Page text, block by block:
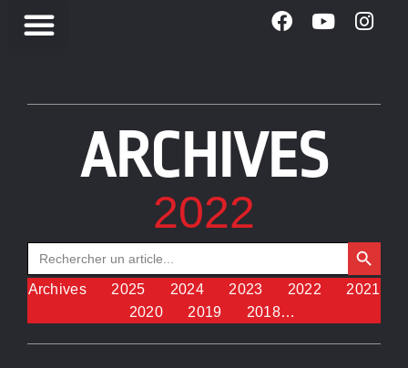
ARCHIVES
2022
Search
for:
Search Button
Archives 2025 2024 2023 2022
2021
2020
2019 2018…